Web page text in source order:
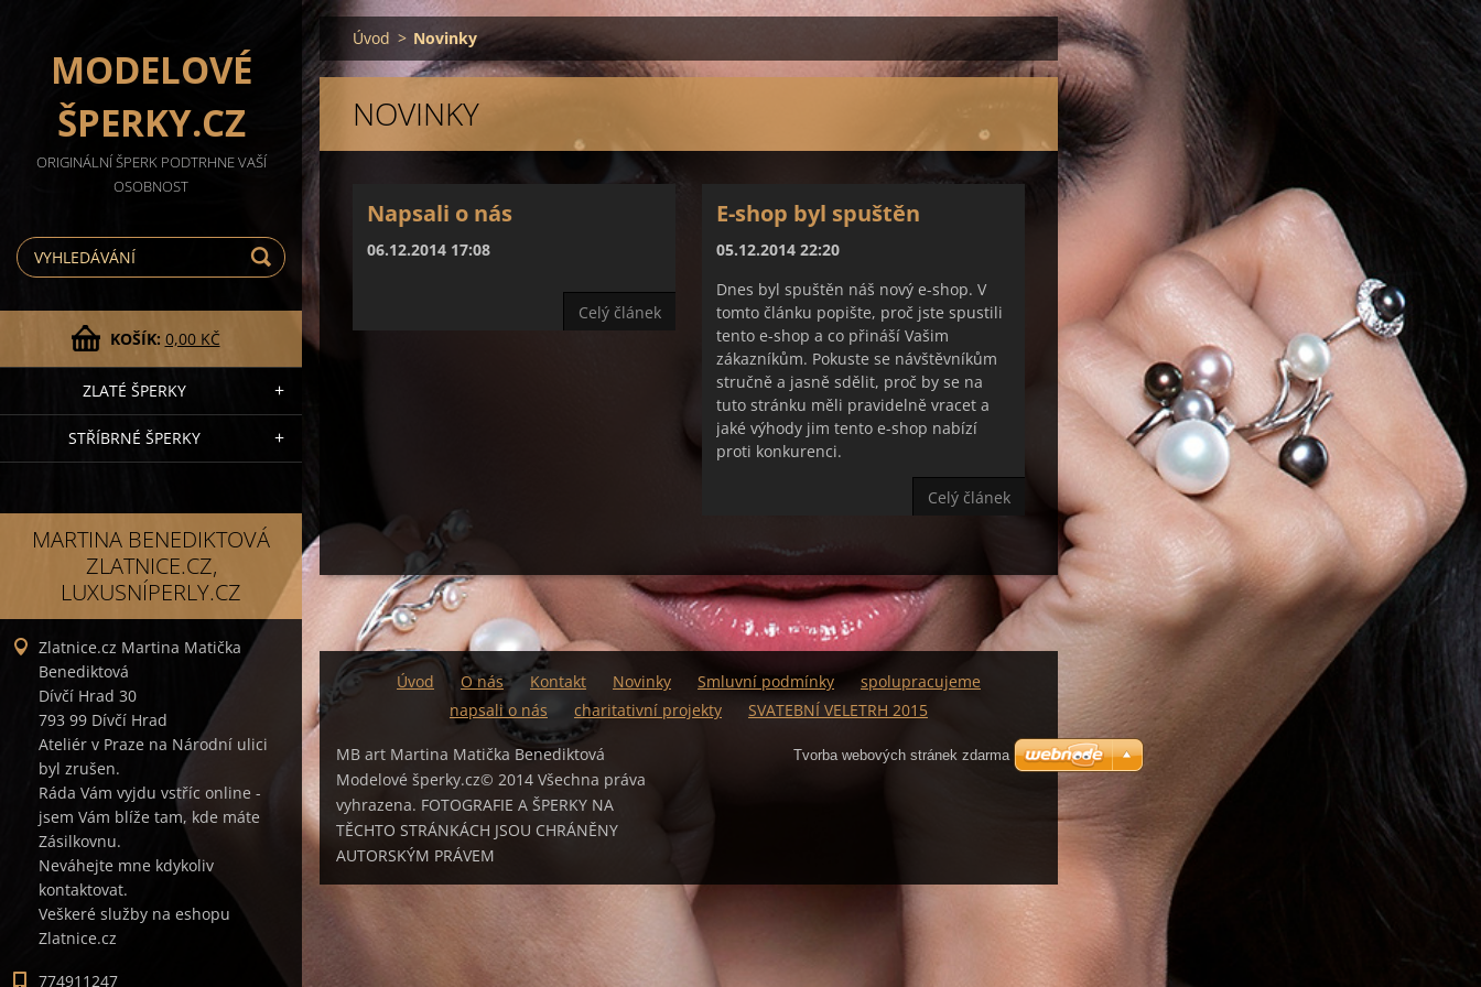
MODELOVÉ
ŠPERKY.CZ
ORIGINÁLNÍ ŠPERK PODTRHNE VAŠÍ
OSOBNOST
KOŠÍK: 0,00 KČ
ZLATÉ ŠPERKY
STŘÍBRNÉ ŠPERKY
MARTINA BENEDIKTOVÁ
ZLATNICE.CZ,
LUXUSNÍPERLY.CZ
Zlatnice.cz Martina Matička
Benediktová
Dívčí Hrad 30
793 99 Dívčí Hrad
Ateliér v Praze na Národní ulici
byl zrušen.
Ráda Vám vyjdu vstříc online -
jsem Vám blíže tam, kde máte
Zásilkovnu.
Neváhejte mne kdykoliv
kontaktovat.
Veškeré služby na eshopu
Zlatnice.cz
774911247
Úvod > Novinky
NOVINKY
Napsali o nás
06.12.2014 17:08
Celý článek
E-shop byl spuštěn
05.12.2014 22:20
Dnes byl spuštěn náš nový e-shop. V
tomto článku popište, proč jste spustili
tento e-shop a co přináší Vašim
zákazníkům. Pokuste se návštěvníkům
stručně a jasně sdělit, proč by se na
tuto stránku měli pravidelně vracet a
jaké výhody jim tento e-shop nabízí
proti konkurenci.
Celý článek
Úvod O nás Kontakt Novinky Smluvní podmínky
spolupracujeme
napsali o nás
charitativní projekty SVATEBNÍ VELETRH 2015
MB art Martina Matička Benediktová
Modelové šperky.cz© 2014 Všechna práva
vyhrazena. FOTOGRAFIE A ŠPERKY NA
TĚCHTO STRÁNKÁCH JSOU CHRÁNĚNY
AUTORSKÝM PRÁVEM
Tvorba webových stránek zdarma